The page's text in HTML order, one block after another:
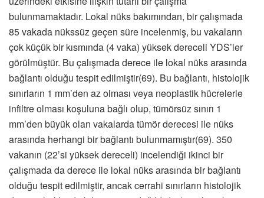
bulunmamaktadır. Lokal nüks bakımından, bir çalışmada
85 vakada nükssüz geçen süre incelenmiş, bu vakaların
çok küçük bir kısmında (4 vaka) yüksek dereceli YDS’ler
görülmüştür. Bu çalışmada derece ile lokal nüks arasında
bağlantı olduğu tespit edilmiştir(69). Bu bağlantı, histolojik
sınırların 1 mm’den az olması veya neoplastik hücrelerle
infiltre olması koşuluna bağlı olup, tümörsüz sınırı 1
mm’den büyük olan vakalarda tümör derecesi ile nüks
arasında herhangi bir bağlantı bulunmamıştır(69). 350
vakanın (22’si yüksek dereceli) incelendiği ikinci bir
çalışmada da derece ile lokal nüks arasında bir bağlantı
olduğu tespit edilmiştir, ancak cerrahi sınırların histolojik